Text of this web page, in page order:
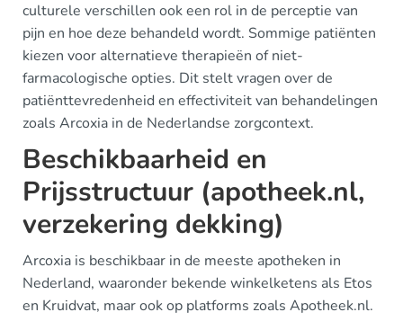
culturele verschillen ook een rol in de perceptie van
pijn en hoe deze behandeld wordt. Sommige patiënten
kiezen voor alternatieve therapieën of niet-
farmacologische opties. Dit stelt vragen over de
patiënttevredenheid en effectiviteit van behandelingen
zoals Arcoxia in de Nederlandse zorgcontext.
Beschikbaarheid en
Prijsstructuur (apotheek.nl,
verzekering dekking)
Arcoxia is beschikbaar in de meeste apotheken in
Nederland, waaronder bekende winkelketens als Etos
en Kruidvat, maar ook op platforms zoals Apotheek.nl.